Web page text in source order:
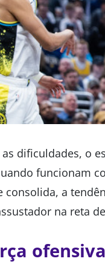
dificuldades, o
funcionam
consolida, a
na reta